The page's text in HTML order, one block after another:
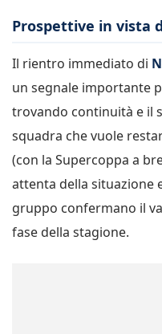
Prospettive in vista
Il rientro immediato di
un segnale importante
trovando continuità e il
squadra che vuole
(con la Supercoppa a
attenta della situazione
gruppo confermano il
fase della stagione.